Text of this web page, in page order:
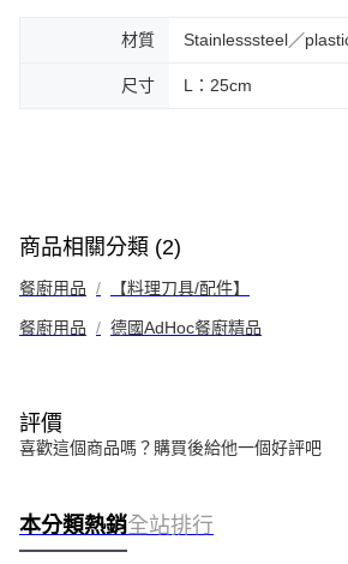
材質 Stainlesssteel／
尺寸 L：25cm
商品相關分類 (2)
餐廚用品 【料理刀具/配件】
餐廚用品 德國AdHoc餐廚精品
評價
喜歡這個商品嗎？購買後給他一個好評吧
本分類熱銷全站排行